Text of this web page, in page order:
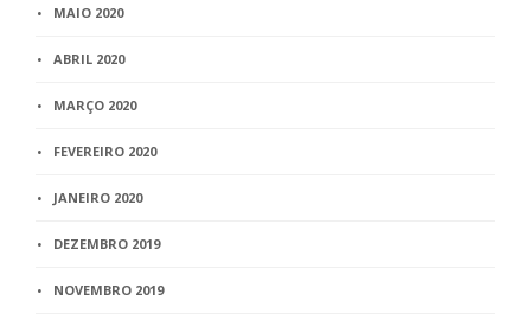
MAIO 2020
ABRIL 2020
MARÇO 2020
FEVEREIRO 2020
JANEIRO 2020
DEZEMBRO 2019
NOVEMBRO 2019